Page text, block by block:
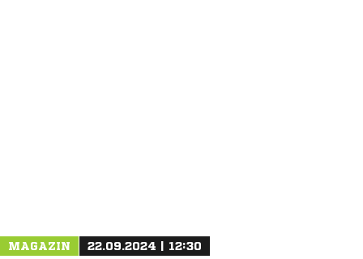
MAGAZIN 22.09.2024 | 12:30